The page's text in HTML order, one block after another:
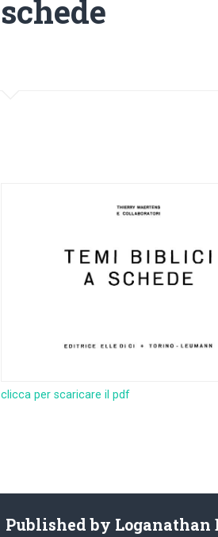
schede
clicca per scaricare il pdf
Published by Loganathan